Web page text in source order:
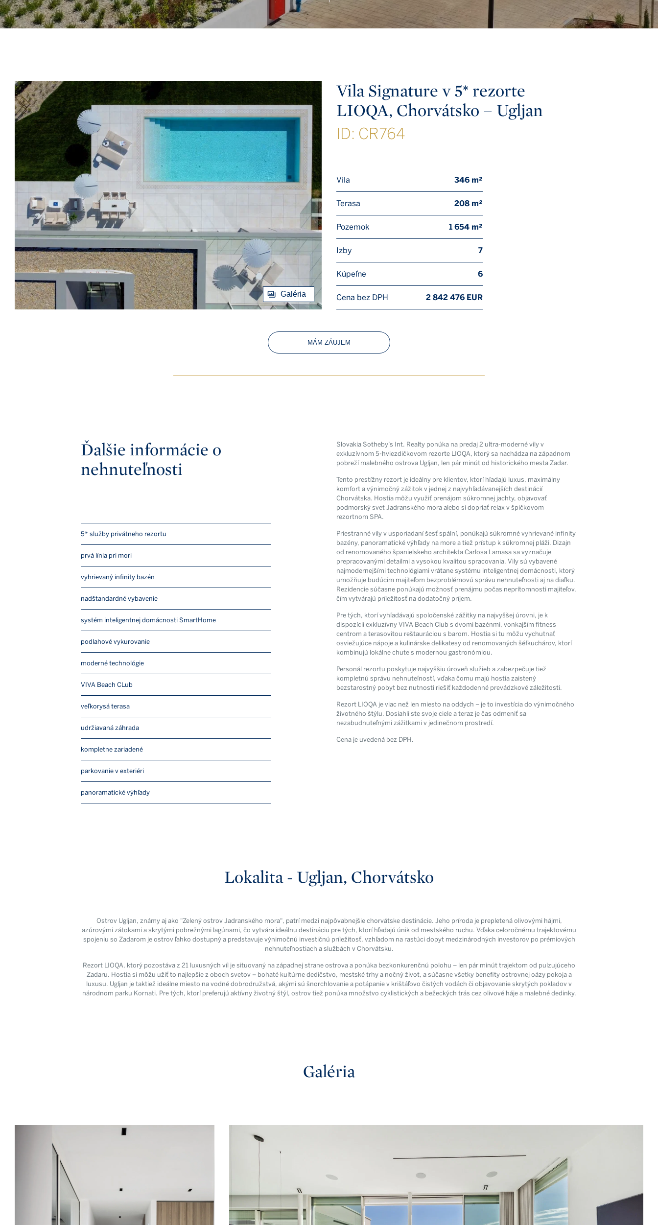
Exkluzívne novinky zo
sveta realít.
Odoslaním tohto formulára súhlasíte so
spracúvaním osobných údajov.
Galéria
Vila Signature v 5* rezorte
LIOQA, Chorvátsko – Ugljan
ID: CR764
Vila 346 m²
Terasa 208 m²
Pozemok 1 654 m²
Izby 7
Kúpeľne 6
Cena bez DPH 2 842 476 EUR
MÁM ZÁUJEM
Ďalšie informácie o
nehnuteľnosti
5* služby privátneho rezortu
prvá línia pri mori
vyhrievaný infinity bazén
nadštandardné vybavenie
systém inteligentnej domácnosti SmartHome
podlahové vykurovanie
moderné technológie
VIVA Beach CLub
veľkorysá terasa
udržiavaná záhrada
kompletne zariadené
parkovanie v exteriéri
panoramatické výhľady
Slovakia Sotheby’s Int. Realty ponúka na predaj 2 ultra-moderné vily v
exkluzívnom 5-hviezdičkovom rezorte LIOQA, ktorý sa nachádza na západnom
pobreží malebného ostrova Ugljan, len pár minút od historického mesta Zadar.
Tento prestížny rezort je ideálny pre klientov, ktorí hľadajú luxus, maximálny
komfort a výnimočný zážitok v jednej z najvyhľadávanejších destinácií
Chorvátska. Hostia môžu využiť prenájom súkromnej jachty, objavovať
podmorský svet Jadranského mora alebo si dopriať relax v špičkovom
rezortnom SPA.
Priestranné vily v usporiadaní šesť spální, ponúkajú súkromné vyhrievané infinity
bazény, panoramatické výhľady na more a tiež prístup k súkromnej pláži. Dizajn
od renomovaného španielskeho architekta Carlosa Lamasa sa vyznačuje
prepracovanými detailmi a vysokou kvalitou spracovania. Vily sú vybavené
najmodernejšími technológiami vrátane systému inteligentnej domácnosti, ktorý
umožňuje budúcim majiteľom bezproblémovú správu nehnuteľnosti aj na diaľku.
Rezidencie súčasne ponúkajú možnosť prenájmu počas neprítomnosti majiteľov,
čím vytvárajú príležitosť na dodatočný príjem.
Pre tých, ktorí vyhľadávajú spoločenské zážitky na najvyššej úrovni, je k
dispozícii exkluzívny VIVA Beach Club s dvomi bazénmi, vonkajším fitness
centrom a terasovitou reštauráciou s barom. Hostia si tu môžu vychutnať
osviežujúce nápoje a kulinárske delikatesy od renomovaných šéfkuchárov, ktorí
kombinujú lokálne chute s modernou gastronómiou.
Personál rezortu poskytuje najvyššiu úroveň služieb a zabezpečuje tiež
kompletnú správu nehnuteľností, vďaka čomu majú hostia zaistený
bezstarostný pobyt bez nutnosti riešiť každodenné prevádzkové záležitosti.
Rezort LIOQA je viac než len miesto na oddych – je to investícia do výnimočného
životného štýlu. Dosiahli ste svoje ciele a teraz je čas odmeniť sa
nezabudnuteľnými zážitkami v jedinečnom prostredí.
Cena je uvedená bez DPH.
Lokalita - Ugljan, Chorvátsko
Ostrov Ugljan, známy aj ako "Zelený ostrov Jadranského mora", patrí medzi najpôvabnejšie chorvátske destinácie. Jeho príroda je prepletená olivovými hájmi,
azúrovými zátokami a skrytými pobrežnými lagúnami, čo vytvára ideálnu destináciu pre tých, ktorí hľadajú únik od mestského ruchu. Vďaka celoročnému trajektovému
spojeniu so Zadarom je ostrov ľahko dostupný a predstavuje výnimočnú investičnú príležitosť, vzhľadom na rastúci dopyt medzinárodných investorov po prémiových
nehnuteľnostiach a službách v Chorvátsku.
Rezort LIOQA, ktorý pozostáva z 21 luxusných víl je situovaný na západnej strane ostrova a ponúka bezkonkurenčnú polohu – len pár minút trajektom od pulzujúceho
Zadaru. Hostia si môžu užiť to najlepšie z oboch svetov – bohaté kultúrne dedičstvo, mestské trhy a nočný život, a súčasne všetky benefity ostrovnej oázy pokoja a
luxusu. Ugljan je taktiež ideálne miesto na vodné dobrodružstvá, akými sú šnorchlovanie a potápanie v krištáľovo čistých vodách či objavovanie skrytých pokladov v
národnom parku Kornati. Pre tých, ktorí preferujú aktívny životný štýl, ostrov tiež ponúka množstvo cyklistických a bežeckých trás cez olivové háje a malebné dedinky.
Galéria